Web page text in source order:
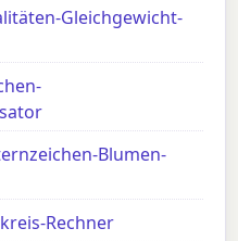
Gleichgewicht-
Blumen-
Rechner